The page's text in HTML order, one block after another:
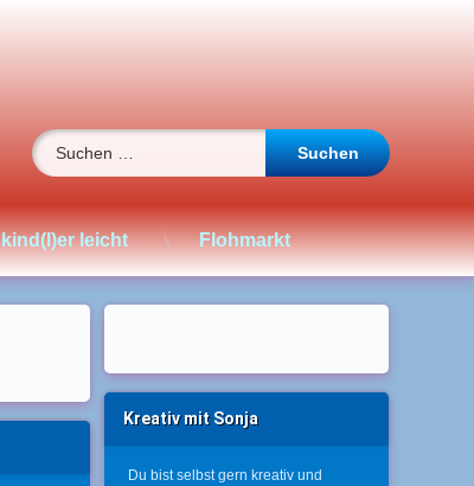
Suchen nach:
kind(l)er leicht Flohmarkt
Kreativ mit Sonja
Du bist selbst gern kreativ und